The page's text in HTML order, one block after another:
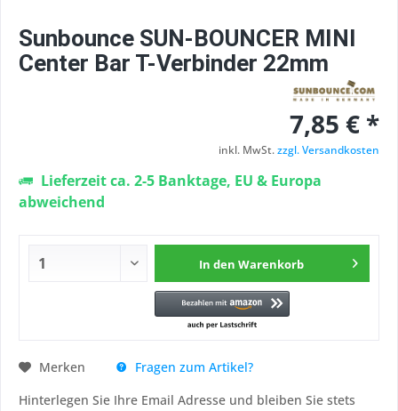
Sunbounce SUN-BOUNCER MINI
Center Bar T-Verbinder 22mm
7,85 € *
inkl. MwSt.zzgl. Versandkosten
Lieferzeit ca. 2-5 Banktage, EU & Europa
abweichend
In den Warenkorb
Merken
Fragen zum Artikel?
Hinterlegen Sie Ihre Email Adresse und bleiben Sie stets